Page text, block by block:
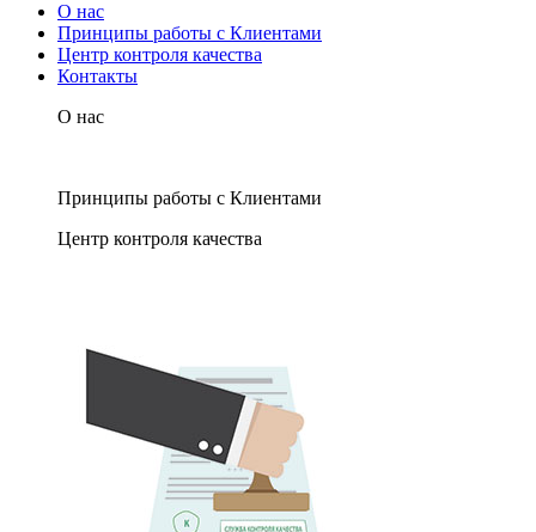
О нас
Принципы работы с Клиентами
Центр контроля качества
Контакты
О нас
Принципы работы с Клиентами
Центр контроля качества